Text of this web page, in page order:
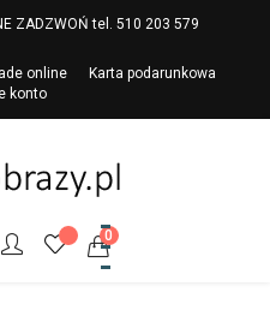
ZADZWOŃ tel. 510 203 579
online
Karta podarunkowa
konto
0